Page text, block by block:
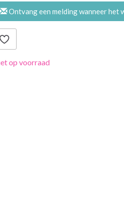
Ontvang een melding wanneer het
op voorraad